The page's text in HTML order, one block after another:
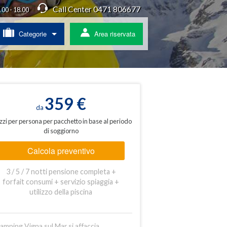
- 18.00 Call Center 0471 806677
Categorie Area riservata
da 359 €
per persona per pacchetto in base al periodo
di soggiorno
Calcola preventivo
3 / 5 / 7 notti pensione completa +
forfait consumi + servizio spiaggia +
utilizzo della piscina